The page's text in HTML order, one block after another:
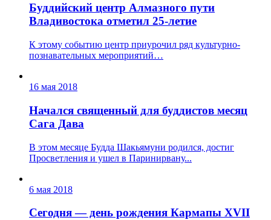
Буддийский центр Алмазного пути
Владивостока отметил 25-летие
К этому событию центр приурочил ряд культурно-
познавательных мероприятий…
16 мая 2018
Начался священный для буддистов месяц
Сага Дава
В этом месяце Будда Шакьямуни родился, достиг
Просветления и ушел в Паринирвану...
6 мая 2018
Сегодня — день рождения Кармапы XVII